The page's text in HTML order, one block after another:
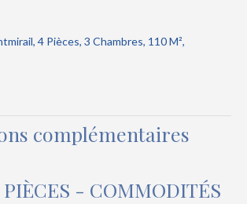
4 Pièces, 3 Chambres, 110 M²,
complémentaires
- COMMODITÉS